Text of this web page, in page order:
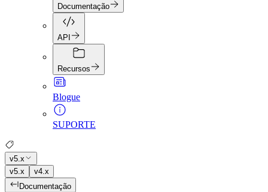
Documentação
API
Recursos
Blogue
SUPORTE
v5.x
v5.x
v4.x
Documentação